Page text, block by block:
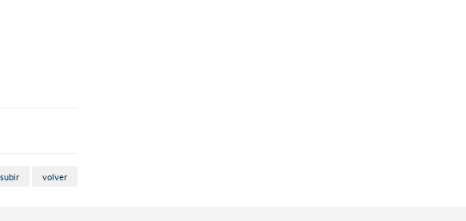
subir volver